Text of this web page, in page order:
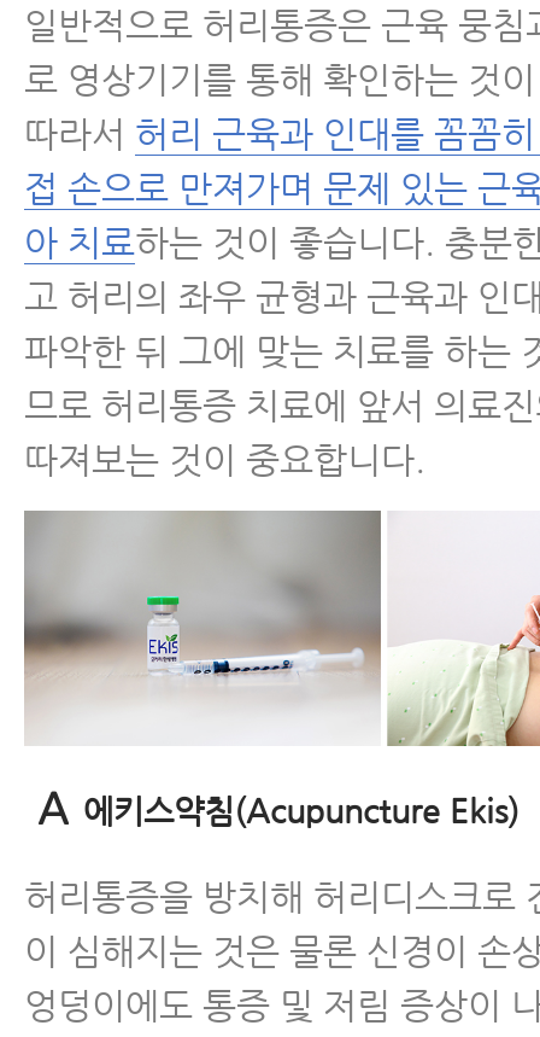
일반적으로 허리통증은 근육 뭉침
로 영상기기를 통해 확인하는 것
따라서 허리 근육과 인대를 꼼꼼
접 손으로 만져가며 문제 있는 근
아 치료하는 것이 좋습니다. 충분
고 허리의 좌우 균형과 근육과 인
파악한 뒤 그에 맞는 치료를 하는
므로 허리통증 치료에 앞서 의료
따져보는 것이 중요합니다.
A 에키스약침(Acupuncture Ekis)
허리통증을 방치해 허리디스크로
이 심해지는 것은 물론 신경이 손
엉덩이에도 통증 및 저림 증상이